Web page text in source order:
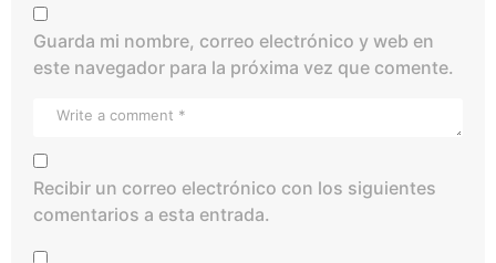
Guarda mi nombre, correo electrónico y web en
este navegador para la próxima vez que comente.
Recibir un correo electrónico con los siguientes
comentarios a esta entrada.